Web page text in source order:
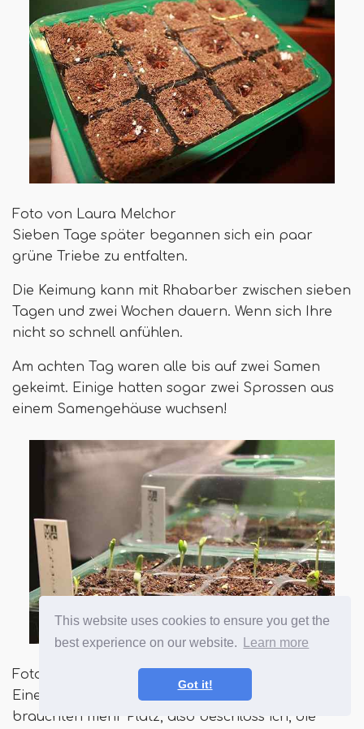
This website uses cookies to ensure you get the
best experience on our website.
Learn more
Got it!
Foto von Laura Melchor
Sieben Tage später begannen sich ein paar
grüne Triebe zu entfalten.
Die Keimung kann mit Rhabarber zwischen sieben
Tagen und zwei Wochen dauern. Wenn sich Ihre
nicht so schnell anfühlen.
Am achten Tag waren alle bis auf zwei Samen
gekeimt. Einige hatten sogar zwei Sprossen aus
einem Samengehäuse wuchsen!
Foto von Laura Melchor
Eine weitere Woche ging verging und die Sämlinge
brauchten mehr Platz, also beschloss ich, die